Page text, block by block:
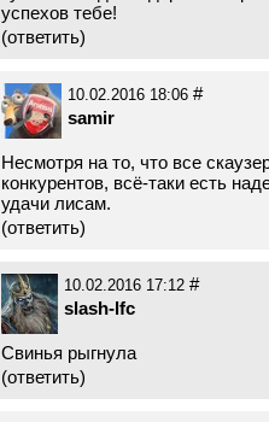
успехов тебе!
(ответить)
10.02.2016 18:06 #
samir
Несмотря на то, что все
конкурентов, всё-таки есть
удачи лисам.
(ответить)
10.02.2016 17:12 #
slash-lfc
Свинья рыгнула
(ответить)